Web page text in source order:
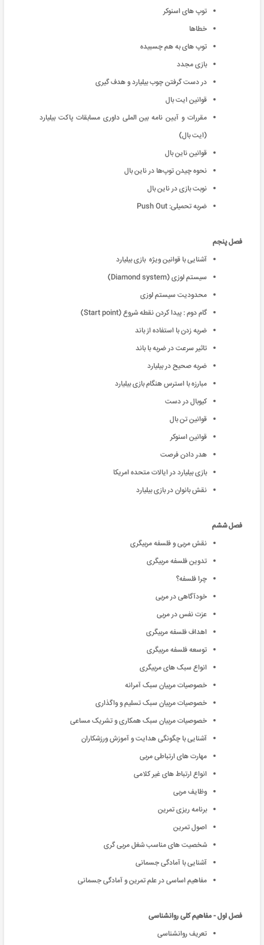
توپ های اسنوکر
خطاها
توپ های به هم چسبیده
بازی مجدد
در دست گرفتن چوب بیلیارد و هدف گیری
قوانین ایت بال
مقررات و آیین نامه بین الملی داوری مسابقات پاکت بیلیارد
(ایت بال)
قوانین ناین بال
نحوه چیدن توپ‌ها در ناین بال
نوبت بازی در ناین بال
ضربه تحمیلی: Push Out
فصل پنجم
آشنایی با قوانین ویژه بازی بیلیارد
سیستم لوزی (Diamond system)
محدودیت سیستم لوزی
گام دوم : پیدا کردن نقطه شروع (Start point)
ضربه زدن با استفاده از باند
تاثیر سرعت در ضربه با باند
ضربه صحیح در بیلیارد
مبارزه با استرس هنگام بازی بیلیارد
کیوبال در دست
قوانین تن بال
قوانین اسنوکر
هدر دادن فرصت
بازی بیلیارد در ایالات متحده امریکا
نقش بانوان در بازی بیلیارد
فصل ششم
نقش مربی و فلسفه مربیگری
تدوین فلسفه مربیگری
چرا فلسفه؟
خودآگاهی در مربی
عزت نفس در مربی
اهداف فلسفه مربیگری
توسعه فلسفه مربیگری
انواع سبک های مربیگری
خصوصیات مربیان سبک آمرانه
خصوصیات مربیان سبک تسلیم و واگذاری
خصوصیات مربیان سبک همکاری و تشریک مساعی
آشنایی با چگونگی هدایت و آموزش ورزشکاران
مهارت های ارتباطی مربی
انواع ارتباط های غیر کلامی
وظایف مربی
برنامه ریزی تمرین
اصول تمرین
شخصیت های مناسب شغل مربی گری
آشنایی با آمادگی جسمانی
مفاهیم اساسی در علم تمرین و آمادگی جسمانی
فصل اول - مفاهیم کلی روانشناسی
تعریف روانشناسی